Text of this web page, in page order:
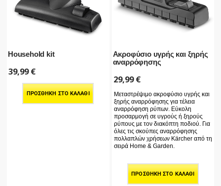
Household kit
39,99€
ΠΡΟΣΘΉΚΗ ΣΤΟ ΚΑΛΆΘΙ
Ακροφύσιο υγρής και ξηρής
αναρρόφησης
29,99€
Μεταστρέψιμο ακροφύσιο υγρής και
ξηρής αναρρόφησης για τέλεια
αναρρόφηση ρύπων. Εύκολη
προσαρμογή σε υγρούς ή ξηρούς
ρύπους με τον διακόπτη ποδιού. Για
όλες τις σκούπες αναρρόφησης
πολλαπλών χρήσεων Kärcher από τη
σειρά Home & Garden.
ΠΡΟΣΘΉΚΗ ΣΤΟ ΚΑΛΆΘΙ